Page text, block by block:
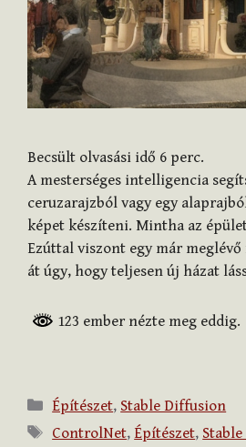
Becsült olvasási idő 6 perc.
A mesterséges intelligencia
ceruzarajzból vagy egy
képet készíteni. Mintha az
Ezúttal viszont egy már
át úgy, hogy teljesen új házat
123 ember nézte meg eddig.
Kategória
Építészet, Stable Diffusion
Címkék
ControlNet, Építészet,